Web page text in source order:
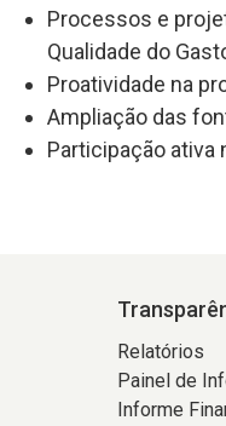
Processos e
Qualidade do
Proatividade na
Ampliação das
Participação
Relatórios
Painel de
Informe